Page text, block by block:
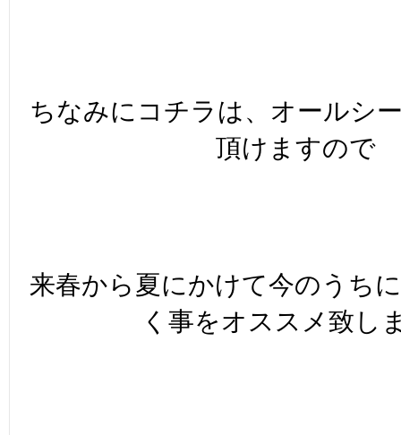
ちなみにコチラは、オールシ
頂けますので
来春から夏にかけて今のうち
く事をオススメ致し